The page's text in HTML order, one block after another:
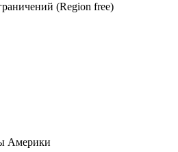
(Region free)
Америки